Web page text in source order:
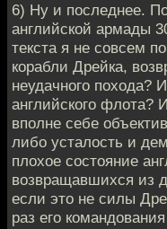
6) Ну и последнее.
английской армады
текста я не совсем
корабли Дрейка,
неудачного похода?
английского флота?
вполне себе
либо усталость и
плохое состояние
возвращавшихся из
если это не силы
раз его